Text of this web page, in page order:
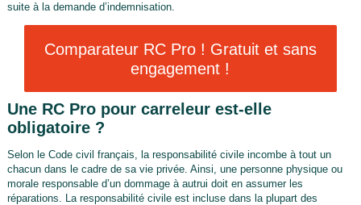
suite à la demande d’indemnisation.
Comparateur RC Pro ! Gratuit et sans
engagement !
Une RC Pro pour carreleur est-elle
obligatoire ?
Selon le Code civil français, la responsabilité civile incombe à tout un
chacun dans le cadre de sa vie privée. Ainsi, une personne physique ou
morale responsable d’un dommage à autrui doit en assumer les
réparations. La responsabilité civile est incluse dans la plupart des